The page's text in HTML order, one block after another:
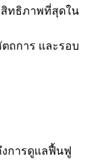
สิทธิภาพที่สุดใน
ถการ และรอบ
การดูแลฟื้นฟู